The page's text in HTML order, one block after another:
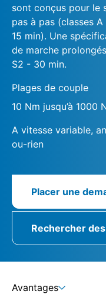
sont conçus pour le
pas à pas (classes
15 min). Une
de marche
S2 - 30 min.
Plages de couple
10 Nm jusqu’à 1000
A vitesse variable,
ou-rien
Placer une
Rechercher
Avantages